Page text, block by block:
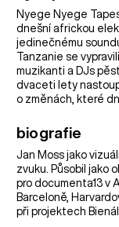
Nyege Nyege
dnešní africkou
jedinečnému
Tanzanie se
muzikanti a DJs
dvaceti lety
o změnách, které
biografie
Jan Moss jako
zvuku. Působil jako
pro documenta13 v
Barceloně,
při projektech